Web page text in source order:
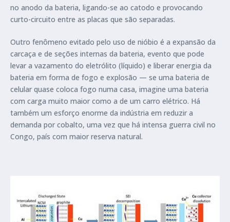
no anodo da bateria, ligando-se ao catodo e provocando
curto-circuito entre as placas que são separadas.
Outro fenômeno evitado pelo uso de nióbio é a expansão da
carcaça e de seções internas da bateria, evento que pode
levar a vazamento do eletrólito (líquido) e liberar energia da
bateria em forma de fogo e explosão — se uma bateria de
celular quase coloca fogo numa casa, imagine uma bateria
com carga muito maior como a de um carro elétrico. Há
também um esforço enorme da indústria em reduzir a
demanda por cobalto, uma vez que há intensa guerra civil no
Congo, país com maior reserva natural.